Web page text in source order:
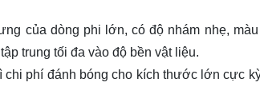
của dòng phi lớn, có độ nhám nhẹ,
trung tối đa vào độ bền vật liệu.
chi phí đánh bóng cho kích thước lớn cực